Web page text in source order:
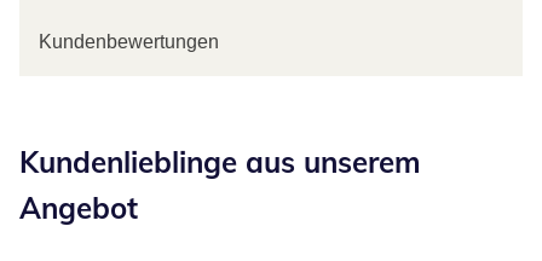
Kundenbewertungen
Kundenlieblinge aus unserem
Angebot